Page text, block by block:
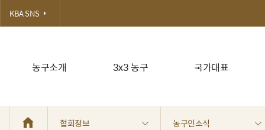
농구소개 3x3 농구 국가대표
KBA SNS
협회정보 농구인소식